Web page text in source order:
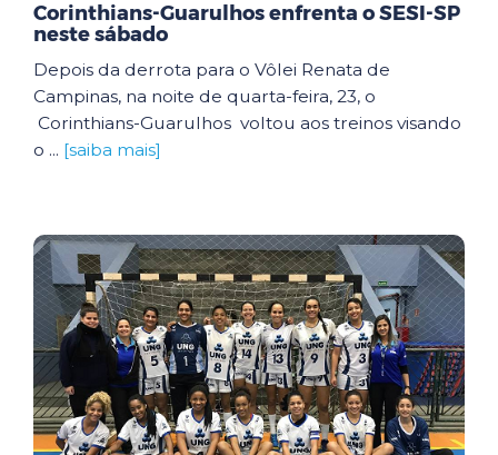
Corinthians-Guarulhos enfrenta o SESI-SP
neste sábado
Depois da derrota para o Vôlei Renata de
Campinas, na noite de quarta-feira, 23, o
Corinthians-Guarulhos voltou aos treinos visando
o ... [saiba mais]